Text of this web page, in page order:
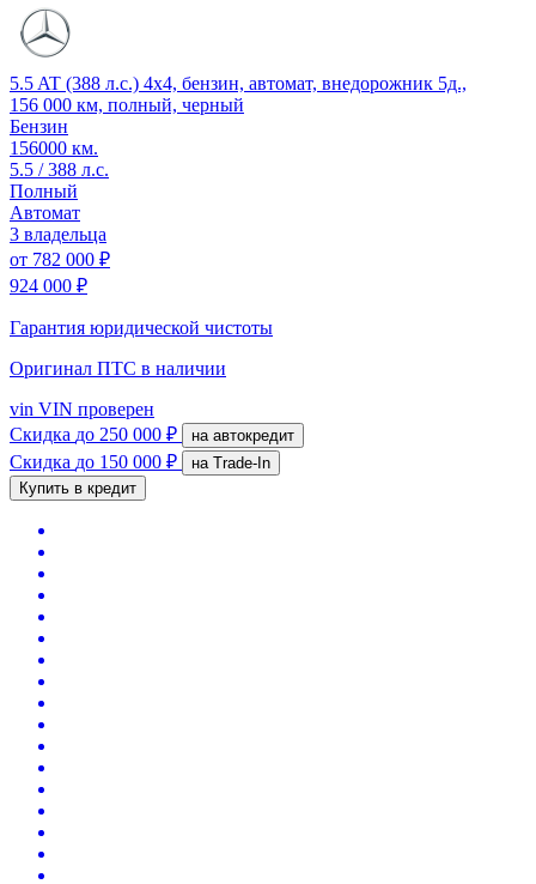
5.5 AT (388 л.с.) 4x4, бензин, автомат, внедорожник 5д.,
156 000 км, полный, черный
Бензин
156000 км.
5.5 / 388 л.с.
Полный
Автомат
3 владельца
от 782 000 ₽
924 000 ₽
Гарантия юридической чистоты
Оригинал ПТС в наличии
vin VIN проверен
Скидка до 250 000 ₽ на автокредит
Скидка до 150 000 ₽
на Trade-In
Купить в кредит